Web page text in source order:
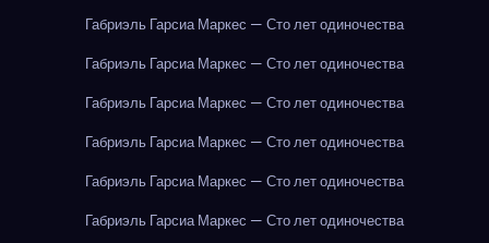
Габриэль Гарсиа Маркес — Сто лет одиночества
Габриэль Гарсиа Маркес — Сто лет одиночества
Габриэль Гарсиа Маркес — Сто лет одиночества
Габриэль Гарсиа Маркес — Сто лет одиночества
Габриэль Гарсиа Маркес — Сто лет одиночества
Габриэль Гарсиа Маркес — Сто лет одиночества